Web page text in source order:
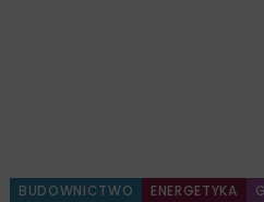
BUDOWNICTWO ENERGETYKA